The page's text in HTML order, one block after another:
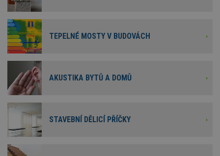
TEPELNÉ MOSTY V BUDOVÁCH
AKUSTIKA BYTŮ A DOMŮ
STAVEBNÍ DĚLICÍ PŘÍČKY